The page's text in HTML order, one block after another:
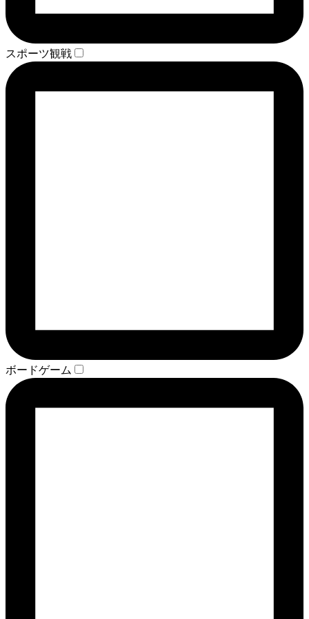
スポーツ観戦
ボードゲーム